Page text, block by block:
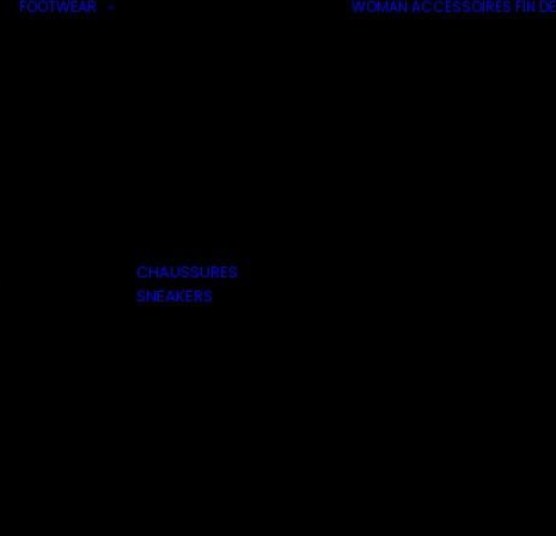
FOOTWEAR
CHAUSSURES
SNEAKERS
WOMAN ACCESSOIRES FIN